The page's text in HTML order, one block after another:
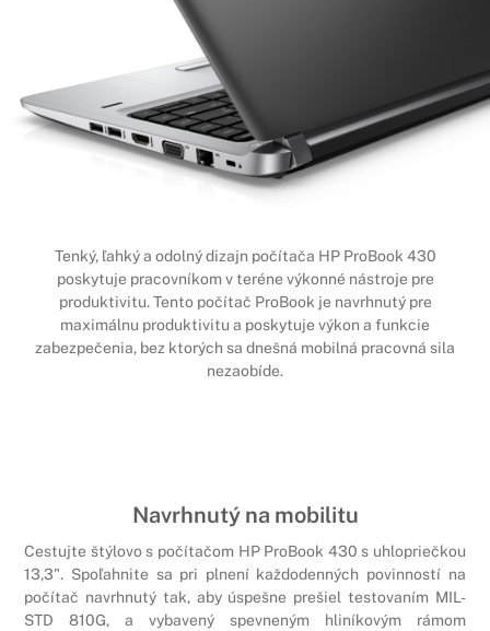
Tenký, ľahký a odolný dizajn počítača HP ProBook 430
poskytuje pracovníkom v teréne výkonné nástroje pre
produktivitu. Tento počítač ProBook je navrhnutý pre
maximálnu produktivitu a poskytuje výkon a funkcie
zabezpečenia, bez ktorých sa dnešná mobilná pracovná sila
nezaobíde.
Navrhnutý na mobilitu
Cestujte štýlovo s počítačom HP ProBook 430 s uhlopriečkou
13,3". Spoľahnite sa pri plnení každodenných povinností na
počítač navrhnutý tak, aby úspešne prešiel testovaním MIL-
STD 810G, a vybavený spevneným hliníkovým rámom